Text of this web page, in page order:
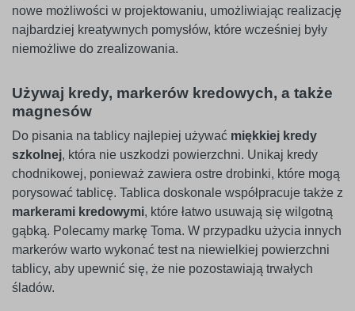
nowe możliwości w projektowaniu, umożliwiając realizację
najbardziej kreatywnych pomysłów, które wcześniej były
niemożliwe do zrealizowania.
Używaj kredy, markerów kredowych, a także
magnesów
Do pisania na tablicy najlepiej używać miękkiej kredy
szkolnej, która nie uszkodzi powierzchni. Unikaj kredy
chodnikowej, ponieważ zawiera ostre drobinki, które mogą
porysować tablicę. Tablica doskonale współpracuje także z
markerami kredowymi, które łatwo usuwają się wilgotną
gąbką. Polecamy markę Toma. W przypadku użycia innych
markerów warto wykonać test na niewielkiej powierzchni
tablicy, aby upewnić się, że nie pozostawiają trwałych
śladów.